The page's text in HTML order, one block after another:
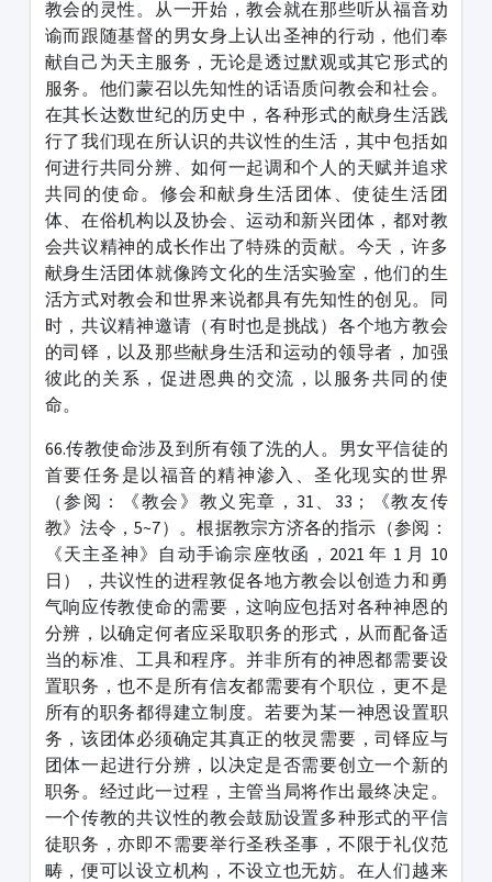
教会的灵性。从一开始，教会就在那些听从福音劝
谕而跟随基督的男女身上认出圣神的行动，他们奉
献自己为天主服务，无论是透过默观或其它形式的
服务。他们蒙召以先知性的话语质问教会和社会。
在其长达数世纪的历史中，各种形式的献身生活践
行了我们现在所认识的共议性的生活，其中包括如
何进行共同分辨、如何一起调和个人的天赋并追求
共同的使命。修会和献身生活团体、使徒生活团
体、在俗机构以及协会、运动和新兴团体，都对教
会共议精神的成长作出了特殊的贡献。今天，许多
献身生活团体就像跨文化的生活实验室，他们的生
活方式对教会和世界来说都具有先知性的创见。同
时，共议精神邀请（有时也是挑战）各个地方教会
的司铎，以及那些献身生活和运动的领导者，加强
彼此的关系，促进恩典的交流，以服务共同的使
命。
66.传教使命涉及到所有领了洗的人。男女平信徒的
首要任务是以福音的精神渗入、圣化现实的世界
（参阅：《教会》教义宪章，31、33；《教友传
教》法令，5~7）。根据教宗方济各的指示（参阅：
《天主圣神》自动手谕宗座牧函，2021 年 1 月 10
日），共议性的进程敦促各地方教会以创造力和勇
气响应传教使命的需要，这响应包括对各种神恩的
分辨，以确定何者应采取职务的形式，从而配备适
当的标准、工具和程序。并非所有的神恩都需要设
置职务，也不是所有信友都需要有个职位，更不是
所有的职务都得建立制度。若要为某一神恩设置职
务，该团体必须确定其真正的牧灵需要，司铎应与
团体一起进行分辨，以决定是否需要创立一个新的
职务。经过此一过程，主管当局将作出最终决定。
一个传教的共议性的教会鼓励设置多种形式的平信
徒职务，亦即不需要举行圣秩圣事，不限于礼仪范
畴，便可以设立机构，不设立也无妨。在人们越来